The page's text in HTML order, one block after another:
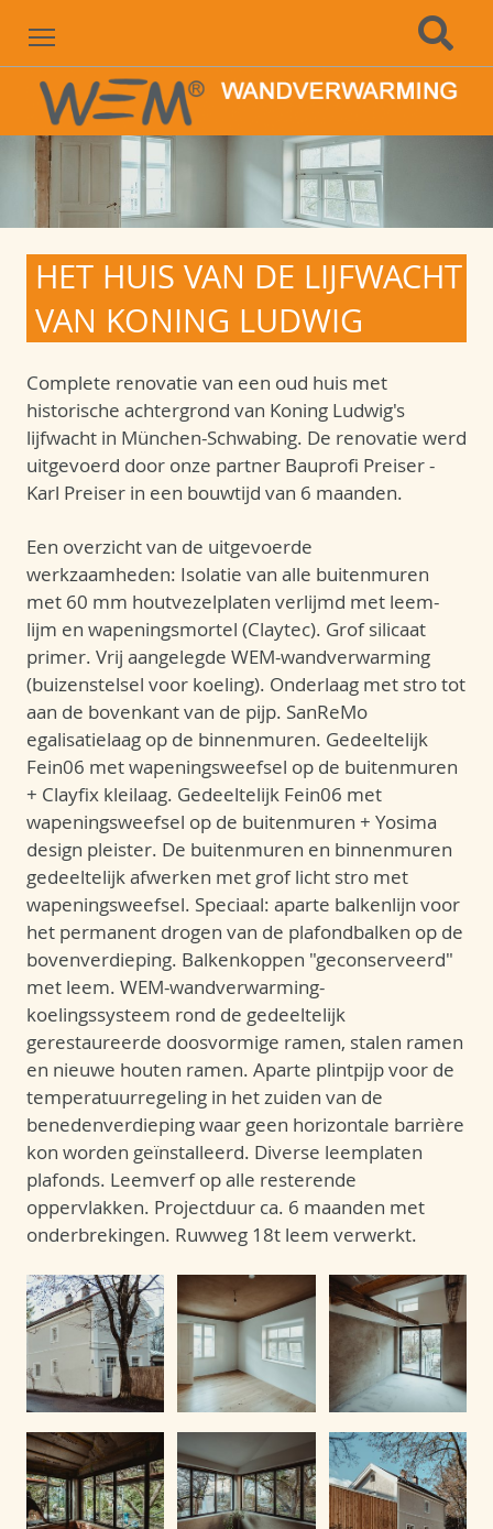
HET HUIS VAN DE LIJFWACHT
VAN KONING LUDWIG
Complete renovatie van een oud huis met
historische achtergrond van Koning Ludwig's
lijfwacht in München-Schwabing. De renovatie werd
uitgevoerd door onze partner Bauprofi Preiser -
Karl Preiser in een bouwtijd van 6 maanden.
Een overzicht van de uitgevoerde
werkzaamheden: Isolatie van alle buitenmuren
met 60 mm houtvezelplaten verlijmd met leem-
lijm en wapeningsmortel (Claytec). Grof silicaat
primer. Vrij aangelegde WEM-wandverwarming
(buizenstelsel voor koeling). Onderlaag met stro tot
aan de bovenkant van de pijp. SanReMo
egalisatielaag op de binnenmuren. Gedeeltelijk
Fein06 met wapeningsweefsel op de buitenmuren
+ Clayfix kleilaag. Gedeeltelijk Fein06 met
wapeningsweefsel op de buitenmuren + Yosima
design pleister. De buitenmuren en binnenmuren
gedeeltelijk afwerken met grof licht stro met
wapeningsweefsel. Speciaal: aparte balkenlijn voor
het permanent drogen van de plafondbalken op de
bovenverdieping. Balkenkoppen "geconserveerd"
met leem. WEM-wandverwarming-
koelingssysteem rond de gedeeltelijk
gerestaureerde doosvormige ramen, stalen ramen
en nieuwe houten ramen. Aparte plintpijp voor de
temperatuurregeling in het zuiden van de
benedenverdieping waar geen horizontale barrière
kon worden geïnstalleerd. Diverse leemplaten
plafonds. Leemverf op alle resterende
oppervlakken. Projectduur ca. 6 maanden met
onderbrekingen. Ruwweg 18t leem verwerkt.